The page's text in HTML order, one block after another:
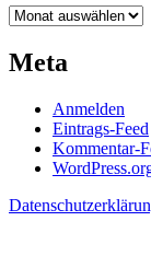
Archiv
Meta
Anmelden
Eintrags-Feed
Kommentar-